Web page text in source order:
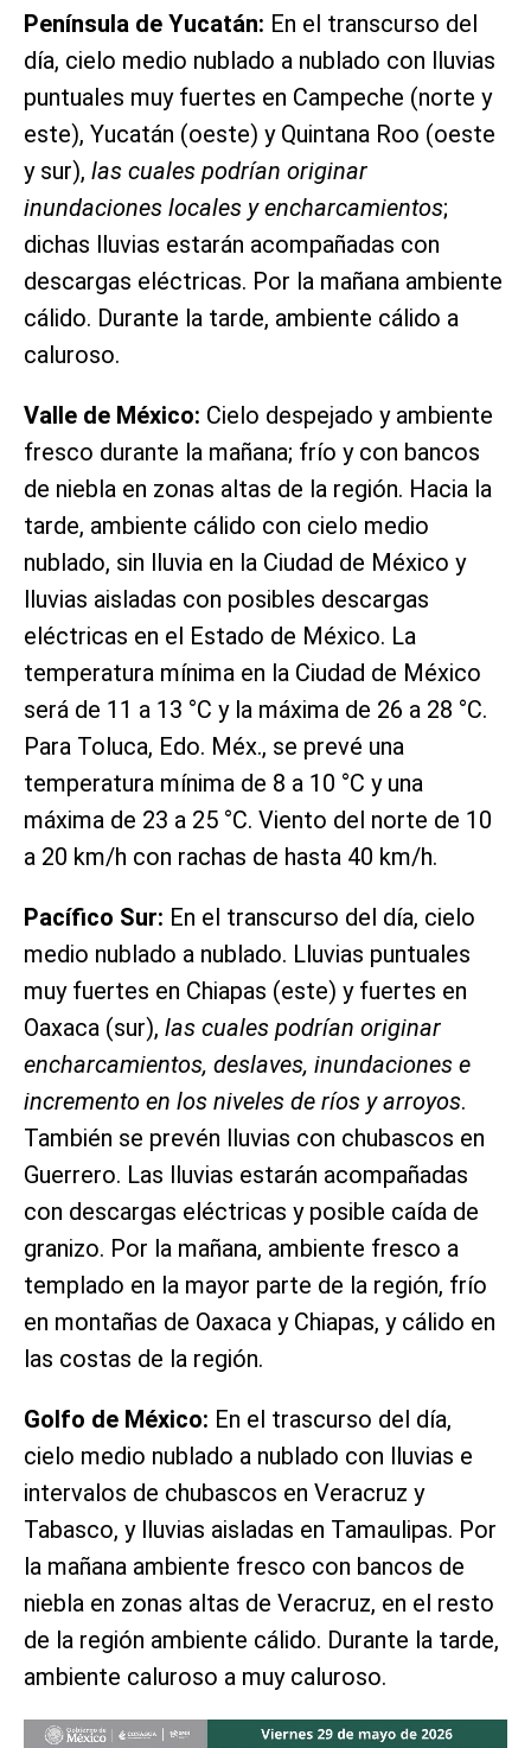
Península de Yucatán: En el transcurso del
día, cielo medio nublado a nublado con lluvias
puntuales muy fuertes en Campeche (norte y
este), Yucatán (oeste) y Quintana Roo (oeste
y sur), las cuales podrían originar
inundaciones locales y encharcamientos;
dichas lluvias estarán acompañadas con
descargas eléctricas. Por la mañana ambiente
cálido. Durante la tarde, ambiente cálido a
caluroso.
Valle de México: Cielo despejado y ambiente
fresco durante la mañana; frío y con bancos
de niebla en zonas altas de la región. Hacia la
tarde, ambiente cálido con cielo medio
nublado, sin lluvia en la Ciudad de México y
lluvias aisladas con posibles descargas
eléctricas en el Estado de México. La
temperatura mínima en la Ciudad de México
será de 11 a 13 °C y la máxima de 26 a 28 °C.
Para Toluca, Edo. Méx., se prevé una
temperatura mínima de 8 a 10 °C y una
máxima de 23 a 25 °C. Viento del norte de 10
a 20 km/h con rachas de hasta 40 km/h.
Pacífico Sur: En el transcurso del día, cielo
medio nublado a nublado. Lluvias puntuales
muy fuertes en Chiapas (este) y fuertes en
Oaxaca (sur), las cuales podrían originar
encharcamientos, deslaves, inundaciones e
incremento en los niveles de ríos y arroyos.
También se prevén lluvias con chubascos en
Guerrero. Las lluvias estarán acompañadas
con descargas eléctricas y posible caída de
granizo. Por la mañana, ambiente fresco a
templado en la mayor parte de la región, frío
en montañas de Oaxaca y Chiapas, y cálido en
las costas de la región.
Golfo de México: En el trascurso del día,
cielo medio nublado a nublado con lluvias e
intervalos de chubascos en Veracruz y
Tabasco, y lluvias aisladas en Tamaulipas. Por
la mañana ambiente fresco con bancos de
niebla en zonas altas de Veracruz, en el resto
de la región ambiente cálido. Durante la tarde,
ambiente caluroso a muy caluroso.